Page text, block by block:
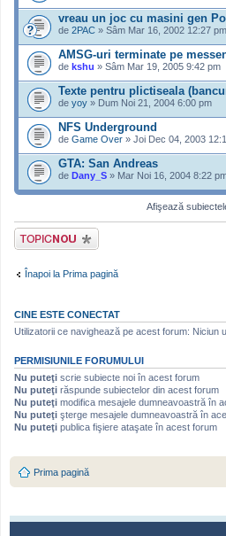
vreau un joc cu masini gen
de 2PAC » Sâm Mar 16, 2002 12:27 pm
AMSG-uri terminate pe
de kshu » Sâm Mar 19, 2005 9:42 pm
Texte pentru plictiseala
de yoy » Dum Noi 21, 2004 6:00 pm
NFS Underground
de Game Over » Joi Dec 04, 2003
GTA: San Andreas
de Dany_S » Mar Noi 16, 2004 8:22
Afişează
Scrie un subiect
nou
Înapoi la Prima pagină
CINE ESTE CONECTAT
Utilizatorii ce navighează pe acest forum: Niciun
PERMISIUNILE FORUMULUI
Nu puteţi scrie subiecte noi în acest forum
Nu puteţi răspunde subiectelor din acest forum
Nu puteţi modifica mesajele dumneavoastră în
Nu puteţi şterge mesajele dumneavoastră în
Nu puteţi publica fişiere ataşate în acest forum
Prima pagină